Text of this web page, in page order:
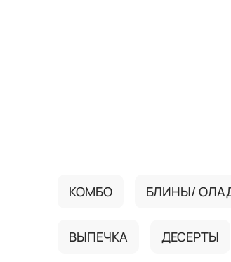
КОМБО БЛИНЫ/
ВЫПЕЧКА ДЕСЕРТЫ